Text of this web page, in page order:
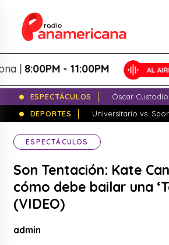
- 11:00PM
ESPECTÁCULOS
Óscar
DEPORTES
Universitario vs.
ESPECTÁCULOS
Son Tentación: Kate
cómo debe bailar una
(VIDEO)
admin